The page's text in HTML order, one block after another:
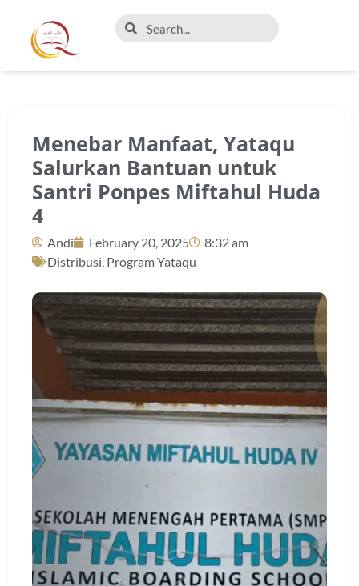
Menebar Manfaat, Yataqu
Salurkan Bantuan untuk
Santri Ponpes Miftahul Huda
4
Andi February 20, 2025
8:32 am
Distribusi, Program Yataqu